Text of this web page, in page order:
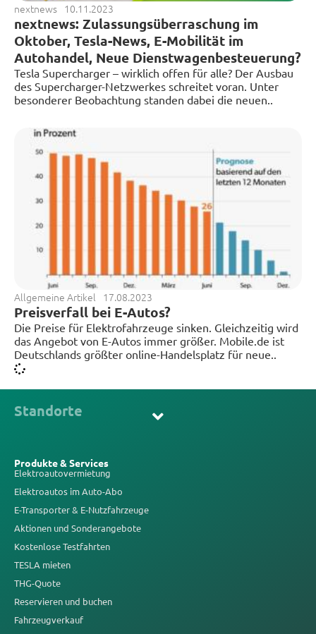
nextnews 10.11.2023
nextnews: Zulassungsüberraschung im
Oktober, Tesla-News, E-Mobilität im
Autohandel, Neue Dienstwagenbesteuerung?
Tesla Supercharger – wirklich offen für alle? Der Ausbau
des Supercharger-Netzwerkes schreitet voran. Unter
besonderer Beobachtung standen dabei die neuen..
Allgemeine Artikel 17.08.2023
Preisverfall bei E-Autos?
Die Preise für Elektrofahrzeuge sinken. Gleichzeitig wird
das Angebot von E-Autos immer größer. Mobile.de ist
Deutschlands größter online-Handelsplatz für neue..
Standorte
Produkte & Services
Elektroautovermietung
Elektroautos im Auto-Abo
E-Transporter & E-Nutzfahrzeuge
Aktionen und Sonderangebote
Kostenlose Testfahrten
TESLA mieten
THG-Quote
Reservieren und buchen
Fahrzeugverkauf